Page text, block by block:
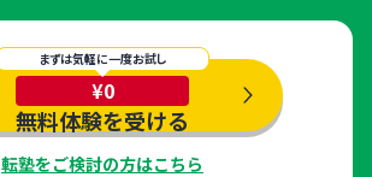
まずは気軽に一度お試し
¥0
無料体験を受ける
転塾をご検討の方はこちら